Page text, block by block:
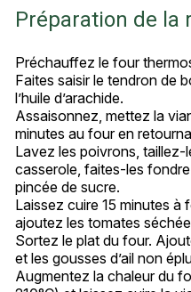
Préparation de la
Préchauffez le four
Faites saisir le tendron de
l’huile d’arachide.
Assaisonnez, mettez la
minutes au four en
Lavez les poivrons, taillez-
casserole, faites-les fondre
pincée de sucre.
Laissez cuire 15 minutes à
ajoutez les tomates
Sortez le plat du four.
et les gousses d’ail non
Augmentez la chaleur du